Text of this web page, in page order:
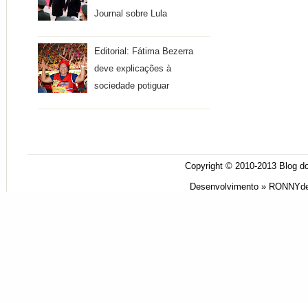
Journal sobre Lula
Editorial: Fátima Bezerra
deve explicações à
sociedade potiguar
Copyright © 2010-2013 Blog
Desenvolvimento »